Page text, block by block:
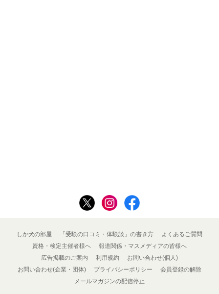
しか犬の部屋 「受験の口コミ・体験談」の書き方
よくあるご質問
資格・検定主催者様へ
報道関係・マスメディアの皆様へ
広告掲載のご案内
利用規約
お問い合わせ(個人)
お問い合わせ(企業・団体)
プライバシーポリシー
会員登録の解除
メールマガジンの配信停止